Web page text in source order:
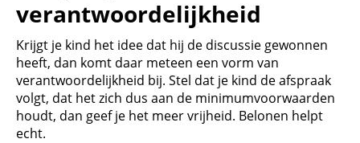
verantwoordelijkheid
Krijgt je kind het idee dat hij de discussie gewonnen
heeft, dan komt daar meteen een vorm van
verantwoordelijkheid bij. Stel dat je kind de afspraak
volgt, dat het zich dus aan de minimumvoorwaarden
houdt, dan geef je het meer vrijheid. Belonen helpt
echt.